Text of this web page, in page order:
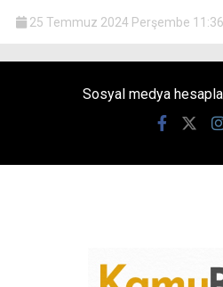
25 Temmuz 2024 Perşembe 11:36
Sosyal medya